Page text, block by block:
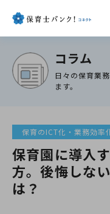
コラム
日々の保育業
ます。
保育のICT化・業務効率
保育園に導入
方。後悔しな
は？